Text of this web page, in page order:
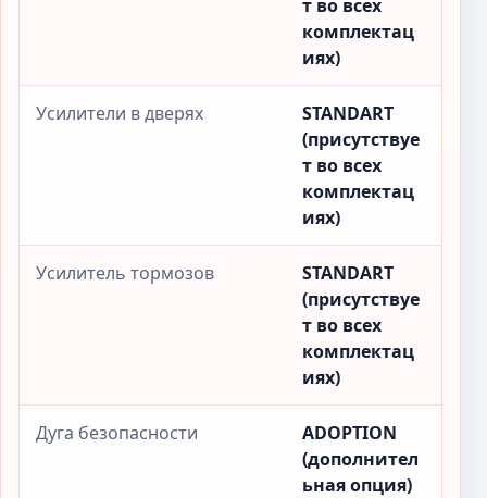
т во всех
комплектац
иях)
Усилители в дверях
STANDART
(присутствуе
т во всех
комплектац
иях)
Усилитель тормозов
STANDART
(присутствуе
т во всех
комплектац
иях)
Дуга безопасности
ADOPTION
(дополнител
ьная опция)